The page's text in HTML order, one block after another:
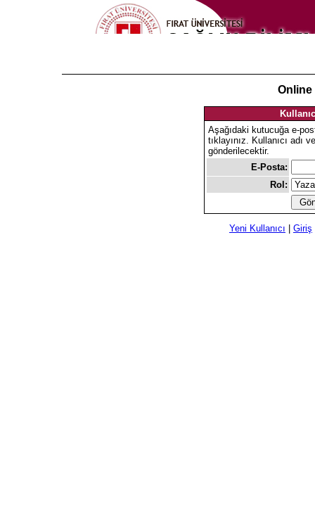
Online
Aşağıdaki kutucuğa e-
tıklayınız. Kullanıcı adı
gönderilecektir.
E-Posta:
Rol:
Yeni Kullanıcı | Giriş